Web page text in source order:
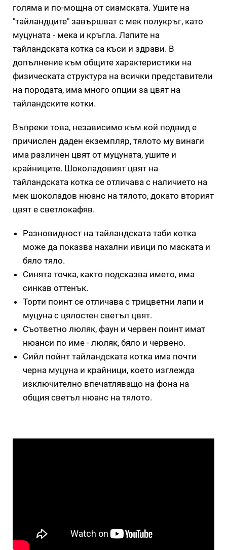
голяма и по-мощна от сиамската. Ушите на
"тайландците" завършват с мек полукръг, като
муцуната - мека и кръгла. Лапите на
тайландската котка са къси и здрави. В
допълнение към общите характеристики на
физическата структура на всички представители
на породата, има много опции за цвят на
тайландските котки.
Въпреки това, независимо към кой подвид е
причислен даден екземпляр, тялото му винаги
има различен цвят от муцуната, ушите и
крайниците. Шоколадовият цвят на
тайландската котка се отличава с наличието на
мек шоколадов нюанс на тялото, докато вторият
цвят е светлокафяв.
Разновидност на тайландската таби котка
може да показва нахални ивици по маската и
бяло тяло.
Синята точка, както подсказва името, има
синкав оттенък.
Торти поинт се отличава с трицветни лапи и
муцуна с цялостен светъл цвят.
Съответно люляк, фаун и червен поинт имат
нюанси по име - люляк, бяло и червено.
Сийл пойнт тайландската котка има почти
черна муцуна и крайници, което изглежда
изключително впечатляващо на фона на
общия светъл нюанс на тялото.